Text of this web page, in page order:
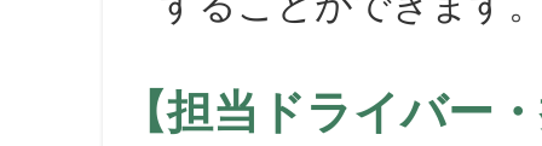
【担当ドライバー